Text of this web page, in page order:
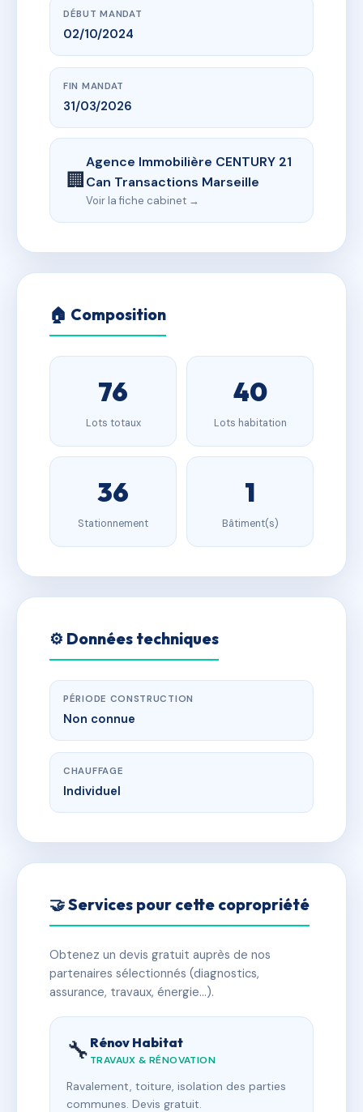
DÉBUT MANDAT
02/10/2024
FIN MANDAT
31/03/2026
🏢
Agence Immobilière CENTURY 21
Can Transactions Marseille
Voir la fiche cabinet →
🏠 Composition
76
Lots totaux
40
Lots habitation
36
Stationnement
1
Bâtiment(s)
⚙️ Données techniques
PÉRIODE CONSTRUCTION
Non connue
CHAUFFAGE
Individuel
🤝 Services pour cette copropriété
Obtenez un devis gratuit auprès de nos
partenaires sélectionnés (diagnostics,
assurance, travaux, énergie…).
🔧 Rénov Habitat
TRAVAUX & RÉNOVATION
Ravalement, toiture, isolation des parties
communes. Devis gratuit.